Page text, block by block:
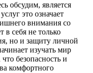
обсудим, является
это означает
внимания со
в себя не только
но и защиту личной
изучать мир
безопасность и
комфортного